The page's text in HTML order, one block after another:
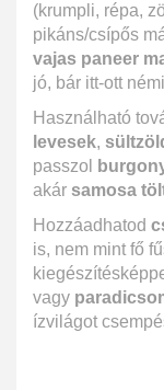
(krumpli, répa,
pikáns/csípős
vajas paneer
jó, bár itt-ott
Használható
levesek,
passzol
akár samosa
Hozzáadhatod
is, nem mint fő
vagy
ízvilágot